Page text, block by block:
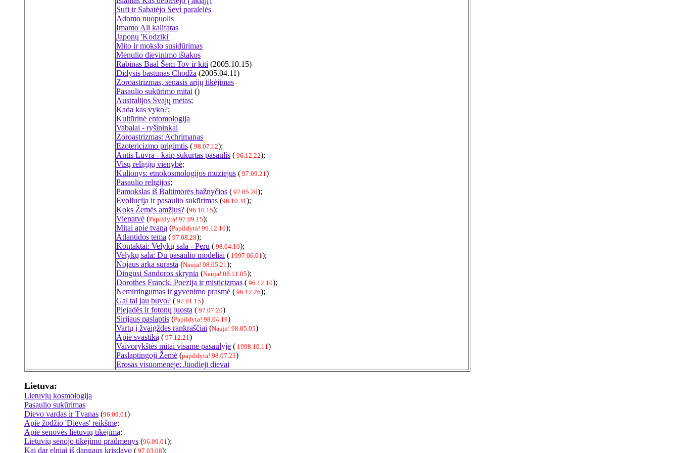
Sufi ir Sabatėjo Sevi paralelės
Adomo nuopuolis
Imamo Ali kalifatas
Japonų 'Kodziki'
Mito ir mokslo susidūrimas
Mėnulio dievinimo ištakos
Rabinas Baal Šem Tov ir kiti (2005.10.15)
Didysis bastūnas Chodža (2005.04.11)
Zoroastrizmas, senasis arijų tikėjimas
Pasaulio sukūrimo mitai ()
Australijos Svajų metas;
Kada kas vyko?;
Kultūrinė entomologija
Vabalai - ryšininkai
Zoroastrizmas: Achrimanas
Ezotericizmo prigimtis ( 98.07.12);
Antis Luvra - kaip sukurtas pasaulis ( 96.12.22);
Visų religijų vienybė;
Kulionys: etnokosmologijos muziejus ( 97.09.21)
Pasaulio religijos;
Pamokslas iš Baltimorės bažnyčios ( 97.05.20);
Evoliucija ir pasaulio sukūrimas (96.10.31);
Koks Žemės amžius? (96.10.15);
Vienatvė (Papildyta! 97.09.15);
Mitai apie tvaną (Papildyta! 96.12.10);
Atlantidos tema ( 97.08.28);
Kontaktai: Velykų sala - Peru ( 98.04.10);
Velykų sala: Du pasaulio modeliai ( 1997.06.01);
Nojaus arka surasta (Nauja! 98.05.21);
Dingusi Sandoros skrynia (Nauja! 08.11.05);
Dorothes Franck. Poezija ir misticizmas ( 96.12.10);
Nemirtingumas ir gyvenimo prasmė ( 96.12.26);
Gal tai jau buvo? ( 97.01.15)
Plejadės ir fotonų juosta ( 97.07.20)
Sirijaus paslaptis (Papildyta! 98.04.19)
Vartų į žvaigždes rankraščiai (Nauja! 98.05.05)
Apie svastiką ( 97.12.21)
Vaivorykštės mitai visame pasaulyje ( 1998.10.11)
Paslaptingoji Žemė (papildyta! 98.07.23)
Erosas visuomenėje: Juodieji dievai
Lietuva:
Lietuvių kosmologija
Pasaulio sukūrimas
Dievo vardas ir Tvanas (96.09.01)
Apie žodžio 'Dievas' reikšmę;
Apie senovės lietuvių tikėjimą;
Lietuvių senojo tikėjimo pradmenys (96.09.01);
Kai dar elniai iš dangaus krisdavo ( 97.03.08);